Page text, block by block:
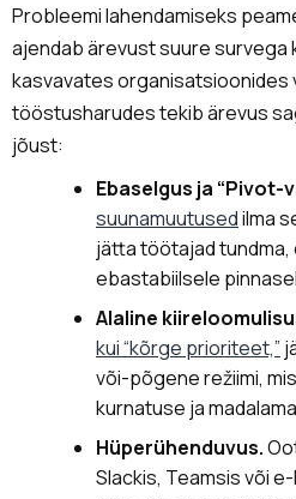
Probleemi lahendamiseks
ajendab ärevust suure survega
kasvavates
tööstusharudes tekib ärevus
jõust:
Ebaselgus ja “Pivot-
suunamuutusedilma
jätta töötajad tundma,
ebastabiilsele
Alaline
kui “kõrge prioriteet,”
või-põgene režiimi,
kurnatuse ja
Hüperühenduvus.
Slackis, Teamsis või